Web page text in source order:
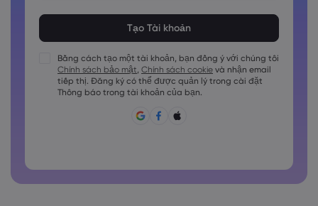
Các mật khẩu phải chứa ít nhất 1 ký tự viết hoa
Các mật khẩu phải chứa ít nhất 1 ký tự viết thường
Mật khẩu phải chứa ~!@#£%^&amp;*()_-+=:;&lt;&gt;\{,\[]?,.
Bằng cách tạo một tài khoản, bạn đồng ý với chúng tôi
Chính sách bảo mật, Chính sách cookie và nhận email
tiếp thị. Đăng ký có thể được quản lý trong cài đặt
Thông báo trong tài khoản của bạn.